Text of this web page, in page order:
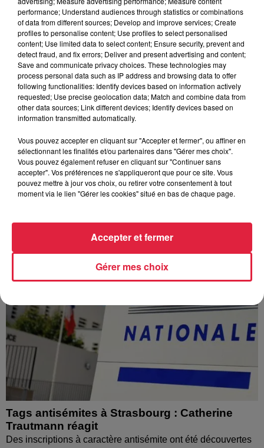
À Hoerdt, de l’eau brune sort des robinets
Depuis plusieurs jours, des habitants de Hoerdt ont vu de
l’eau brune s’écouler de leurs robinets. Face aux
nombreuses interrogations, la municipalité a pris...
Tags antisémites à Strasbourg : Catherine
Trautmann réagit
Des inscriptions à caractère antisémite ont été découvertes
performance; Understand audiences through statistics or combinations
of data from different sources; Develop and improve services; Create
profiles to personalise content; Use profiles to select personalised
content; Use limited data to select content; Ensure security, prevent and
detect fraud, and fix errors; Deliver and present advertising and content;
Save and communicate privacy choices. These technologies may
process personal data such as IP address and browsing data to offer
following functionalities: Identify devices based on information actively
requested; Use precise geolocation data; Match and combine data from
other data sources; Link different devices; Identify devices based on
information transmitted automatically.
Vous pouvez accepter en cliquant sur "Accepter et fermer", ou affiner en
sélectionnant les finalités et/ou partenaires dans "Gérer mes choix".
Vous pouvez également refuser en cliquant sur "Continuer sans
accepter". Vos préférences ne s'appliqueront que pour ce site. Vous
pouvez mettre à jour vos choix, ou retirer votre consentement à tout
moment via le lien "Gérer les cookies" situé en bas de chaque page.
Gérer mes choix
Accepter et fermer